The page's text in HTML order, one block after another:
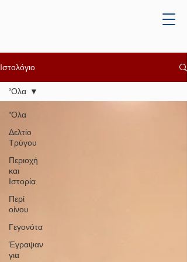
Ιστολόγιο
'Ολα
Δελτίο
Τρύγου
Περιοχή
και
Ιστορία
Περί
οίνου
Γεγονότα
Έγραψαν
για
'Ολα